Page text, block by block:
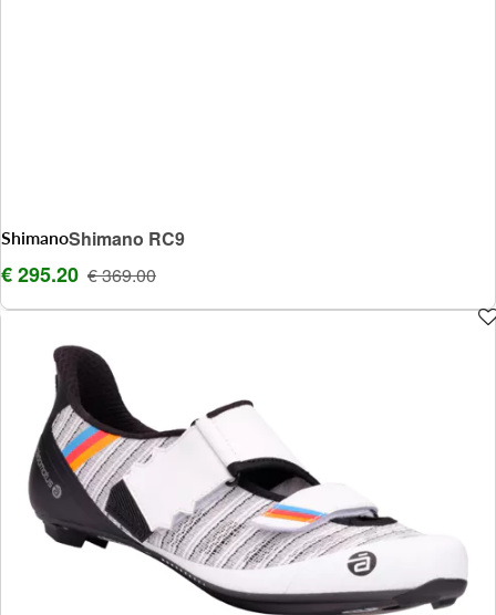
ShimanoShimano RC9
€ 295.20 € 369.00